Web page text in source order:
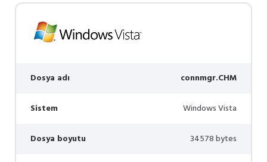
Dosya adı connmgr.CHM
Sistem Windows Vista
Dosya boyutu 34578 bytes